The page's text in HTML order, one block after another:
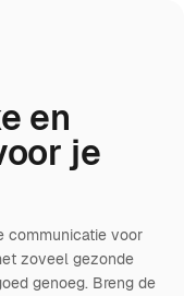
en
je
communicatie voor
zoveel gezonde
genoeg. Breng de